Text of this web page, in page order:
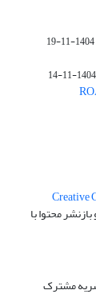
1404-11-19
1404-11-14
Creative
محتوا با
مشترک